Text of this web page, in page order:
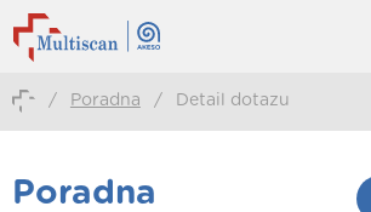
/ Poradna / Detail dotazu
Poradna